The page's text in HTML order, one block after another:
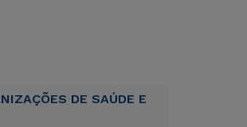
DE SAÚDE E